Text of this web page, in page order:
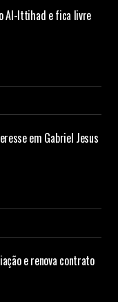
o Al-Ittihad e fica livre
em Gabriel Jesus
e renova contrato